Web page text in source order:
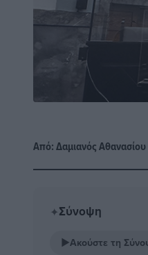
Από:Δαμιανός Αθανασίου
✦Σύνοψη
▶Ακούστε τη